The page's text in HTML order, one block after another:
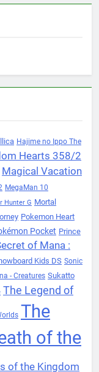
Hajime no Ippo The
Hearts 358/2
Magical Vacation
MegaMan 10
Hunter G Mortal
Pokemon Heart
Pocket Prince
of Mana :
Kids DS Sonic
- Creatures Sukatto
The Legend of
The
of the
of the Kingdom